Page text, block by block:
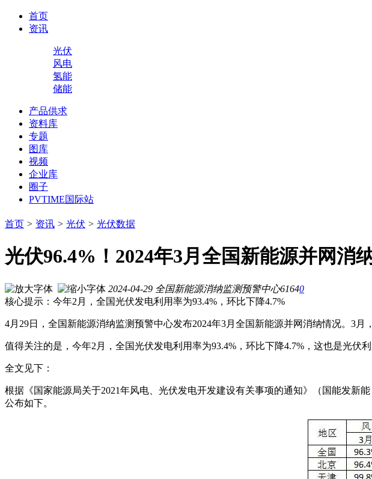
首页
资讯
光伏
风电
氢能
储能
产品供求
资料库
专题
图库
视频
企业库
圈子
PVTIME国际站
首页 > 资讯 > 光伏 > 光伏数据
光伏96.4%！2024年3月全国新能源并网消
2024-04-29 全国新能源消纳监测预警中心61640
核心提示：今年2月，全国光伏发电利用率为93.4%，环比下降4.7%
4月29日，全国新能源消纳监测预警中心发布2024年3月全国新能源并网消纳情况。3月
值得关注的是，今年2月，全国光伏发电利用率为93.4%，环比下降4.7%，这也是光伏利
全文见下：
根据《国家能源局关于2021年风电、光伏发电开发建设有关事项的通知》（国能发新
公布如下。